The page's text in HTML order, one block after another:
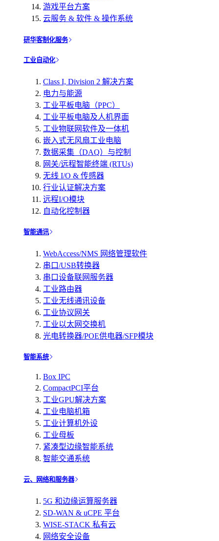
游戏平台方案
云服务 & 软件 & 操作系统
研华客制化服务
工业自动化
Class I, Division 2 解决方案
电力与能源
工业平板电脑（PPC）
工业平板电脑及人机界面
工业物联网软件及一体机
嵌入式无风扇工业电脑
数据采集（DAQ）与控制
网关/远程智能终端 (RTUs)
无线 I/O & 传感器
行业认证解决方案
远程I/O模块
自动化控制器
智能通讯
WebAccess/NMS 网络管理软件
串口/USB转换器
串口设备联网服务器
工业路由器
工业无线通讯设备
工业协议网关
工业以太网交换机
光电转换器/POE供电器/SFP模块
智能系统
Box IPC
CompactPCI平台
工业GPU解决方案
工业电脑机箱
工业计算机外设
工业母板
紧凑型边缘智能系统
智能交通系统
云、网络和服务器
5G 和边缘运算服务器
SD-WAN & uCPE 平台
WISE-STACK 私有云
网络安全设备